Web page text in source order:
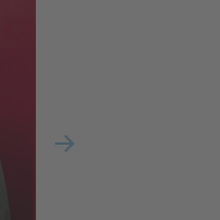
Next